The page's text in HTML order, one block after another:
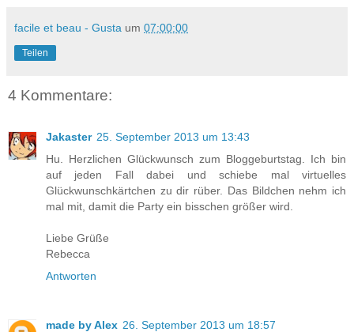
facile et beau - Gusta um 07:00:00
Teilen
4 Kommentare:
Jakaster 25. September 2013 um 13:43
Hu. Herzlichen Glückwunsch zum Bloggeburtstag. Ich bin
auf jeden Fall dabei und schiebe mal virtuelles
Glückwunschkärtchen zu dir rüber. Das Bildchen nehm ich
mal mit, damit die Party ein bisschen größer wird.
Liebe Grüße
Rebecca
Antworten
made by Alex 26. September 2013 um 18:57